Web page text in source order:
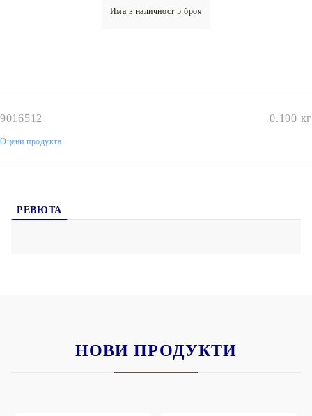
Има в наличност5 броя
9016512 0.100 кг
Оцени продукта
РЕВЮТА
НОВИ ПРОДУКТИ